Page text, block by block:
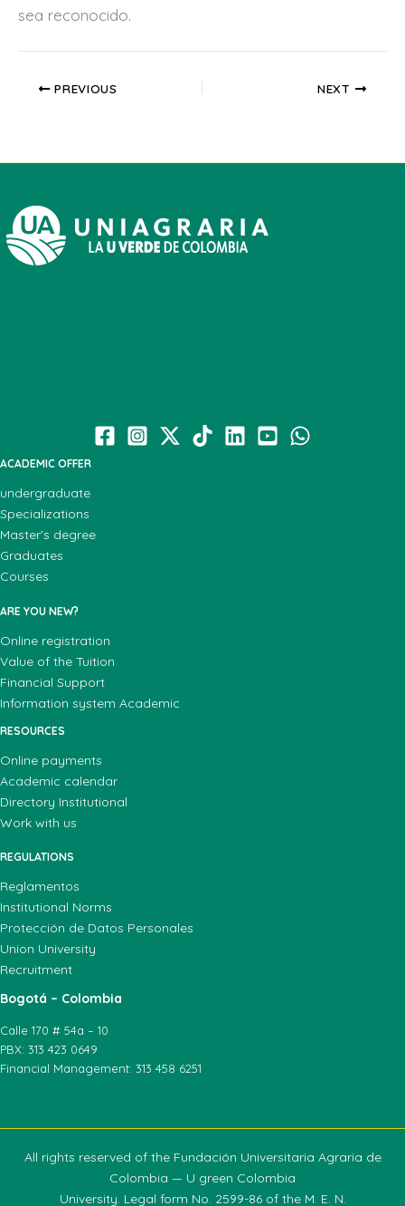
sea reconocido.
PREVIOUS NEXT
ACADEMIC OFFER
undergraduate
Specializations
Master's degree
Graduates
Courses
ARE YOU NEW?
Online registration
Value of the Tuition
Financial Support
Information system Academic
RESOURCES
Online payments
Academic calendar
Directory Institutional
Work with us
REGULATIONS
Reglamentos
Institutional Norms
Protección de Datos Personales
Union University
Recruitment
Bogotá – Colombia
Calle 170 # 54a – 10
PBX: 313 423 0649
Financial Management: 313 458 6251
All rights reserved of the Fundación Universitaria Agraria de
Colombia — U green Colombia
University. Legal form No. 2599-86 of the M. E. N.